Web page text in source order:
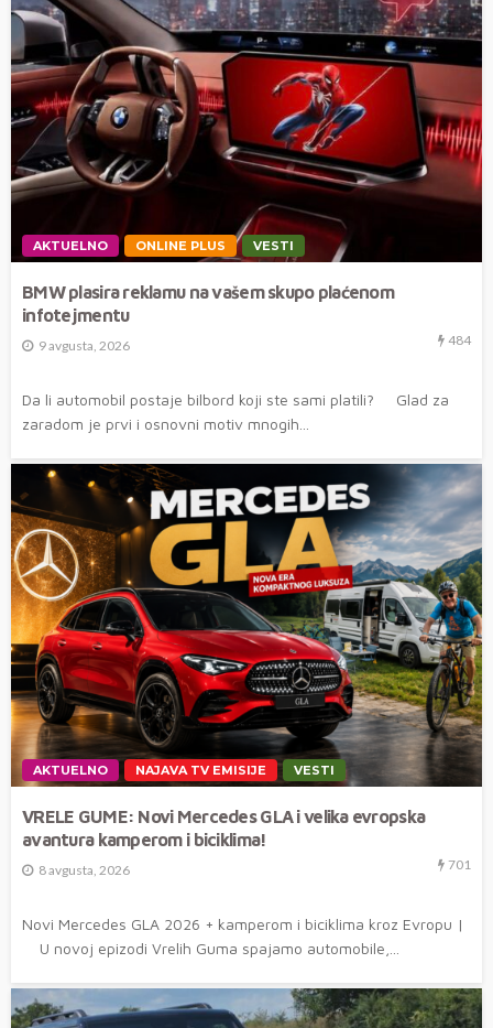
AKTUELNO ONLINE PLUS VESTI
BMW plasira reklamu na vašem skupo plaćenom
infotejmentu
9 avgusta, 2026 484
Da li automobil postaje bilbord koji ste sami platili? Glad za
zaradom je prvi i osnovni motiv mnogih...
AKTUELNO NAJAVA TV EMISIJE VESTI
VRELE GUME: Novi Mercedes GLA i velika evropska
avantura kamperom i biciklima!
8 avgusta, 2026 701
Novi Mercedes GLA 2026 + kamperom i biciklima kroz Evropu |
U novoj epizodi Vrelih Guma spajamo automobile,...